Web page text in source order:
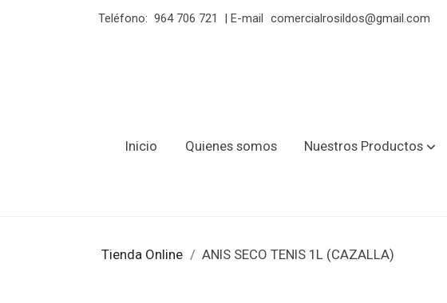
Teléfono: 964 706 721 | E-mail comercialrosildos@gmail.com
Inicio Quienes somos Nuestros Productos
Tienda Online ANIS SECO TENIS 1L (CAZALLA)